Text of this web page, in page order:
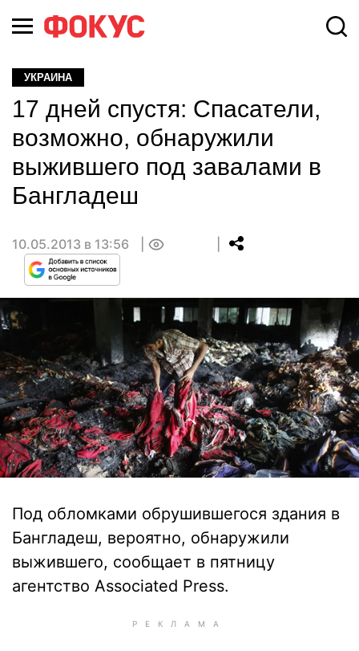
УКРАИНА
17 дней спустя: Спасатели,
возможно, обнаружили
выжившего под завалами в
Бангладеш
10.05.2013 в 13:56
Под обломками обрушившегося здания в
Бангладеш, вероятно, обнаружили
выжившего, сообщает в пятницу
агентство Associated Press.